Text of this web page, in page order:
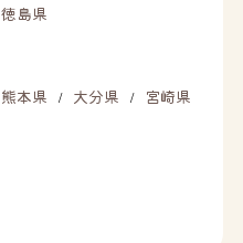
徳島県
熊本県 / 大分県 / 宮崎県